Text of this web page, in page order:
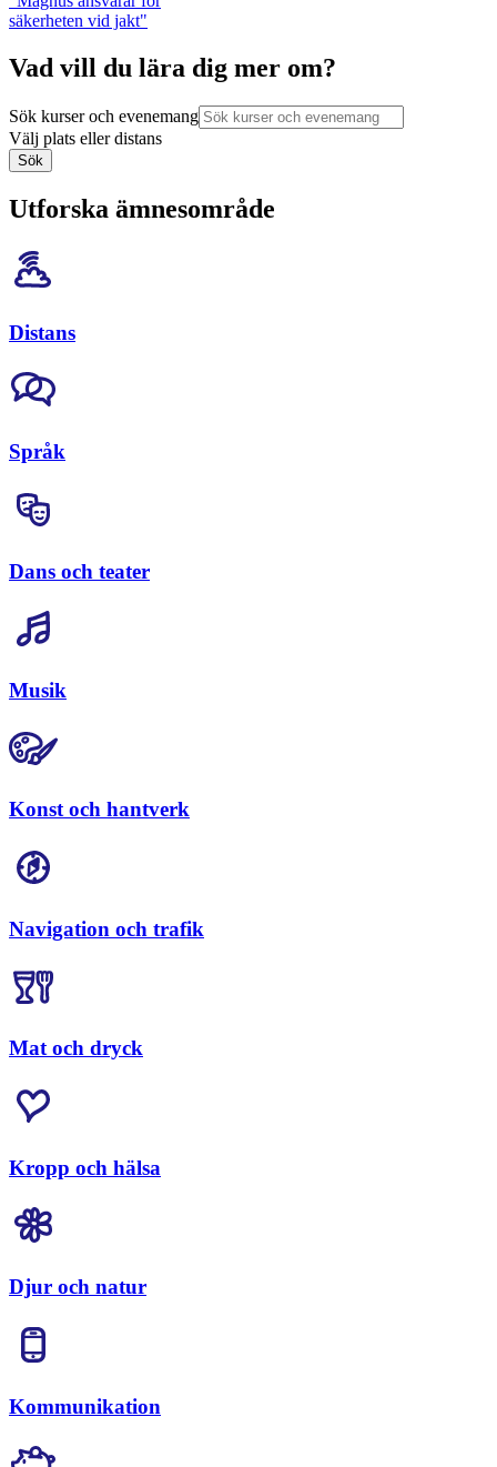
säkerheten vid jakt"
Vad vill du lära dig mer om?
Sök kurser och evenemang
Välj plats eller distans
Sök
Utforska ämnesområde
Distans
Språk
Dans och teater
Musik
Konst och hantverk
Navigation och trafik
Mat och dryck
Kropp och hälsa
Djur och natur
Kommunikation